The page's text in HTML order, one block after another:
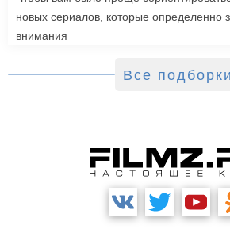
новых сериалов, которые определенно
внимания
Все подборки